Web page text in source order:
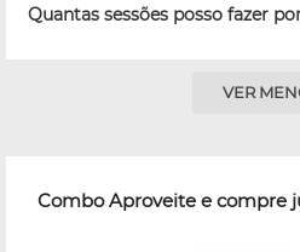
Quantas sessões posso fazer
VER
Combo Aproveite e compre